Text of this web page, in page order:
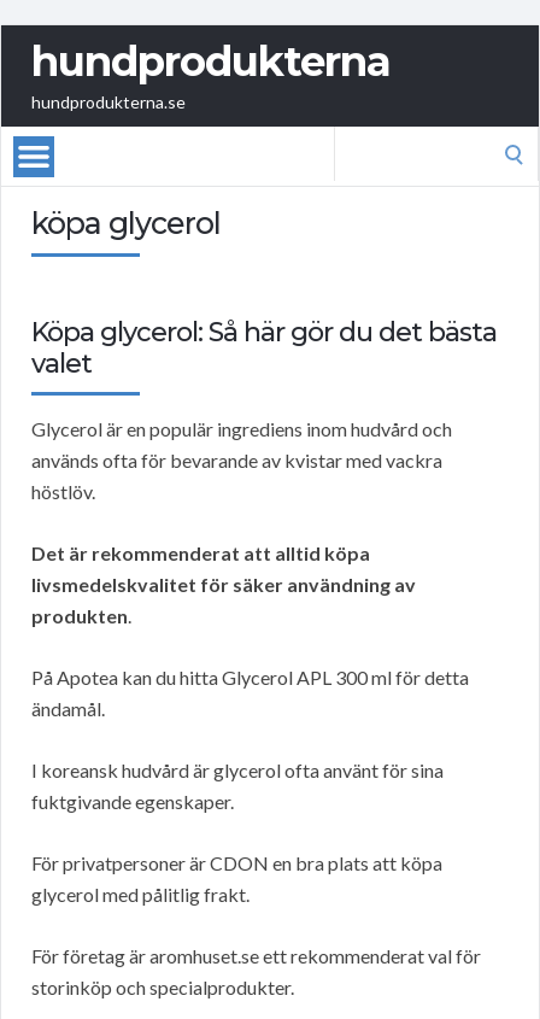
hundprodukterna
hundprodukterna.se
köpa glycerol
Köpa glycerol: Så här gör du det bästa
valet
Glycerol är en populär ingrediens inom hudvård och
används ofta för bevarande av kvistar med vackra
höstlöv.
Det är rekommenderat att alltid köpa
livsmedelskvalitet för säker användning av
produkten.
På Apotea kan du hitta Glycerol APL 300 ml för detta
ändamål.
I koreansk hudvård är glycerol ofta använt för sina
fuktgivande egenskaper.
För privatpersoner är CDON en bra plats att köpa
glycerol med pålitlig frakt.
För företag är aromhuset.se ett rekommenderat val för
storinköp och specialprodukter.